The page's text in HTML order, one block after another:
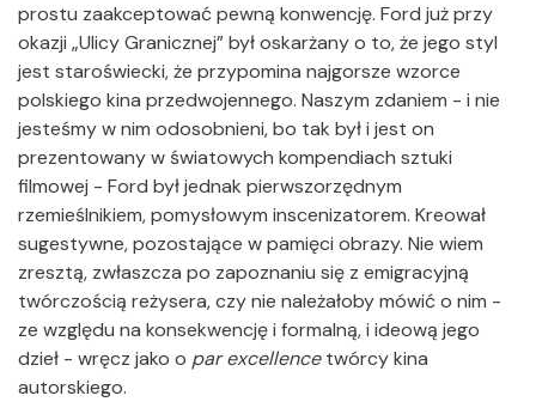
prostu zaakceptować pewną konwencję. Ford już przy
okazji „Ulicy Granicznej” był oskarżany o to, że jego styl
jest staroświecki, że przypomina najgorsze wzorce
polskiego kina przedwojennego. Naszym zdaniem - i nie
jesteśmy w nim odosobnieni, bo tak był i jest on
prezentowany w światowych kompendiach sztuki
filmowej - Ford był jednak pierwszorzędnym
rzemieślnikiem, pomysłowym inscenizatorem. Kreował
sugestywne, pozostające w pamięci obrazy. Nie wiem
zresztą, zwłaszcza po zapoznaniu się z emigracyjną
twórczością reżysera, czy nie należałoby mówić o nim -
ze względu na konsekwencję i formalną, i ideową jego
dzieł - wręcz jako o par excellencetwórcy kina
autorskiego.